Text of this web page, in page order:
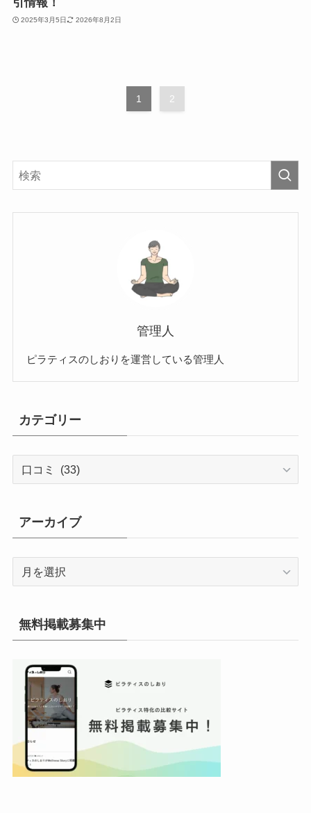
2025年3月5日 2026年8月2日
1 2
管理人
ピラティスのしおりを運営している管理人
カテゴリー
リ
ー
アーカイブ
イ
ブ
無料掲載募集中